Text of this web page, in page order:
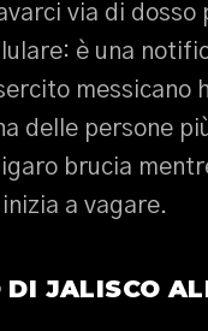
via di dosso
è una
messicano
delle persone
brucia
a vagare.
DI JALISCO